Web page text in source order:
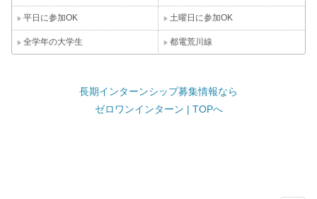
平日に参加OK 土曜日に参加OK
全学年の大学生 都電荒川線
長期インターンシップ募集情報なら
ゼロワンインターン | TOPへ